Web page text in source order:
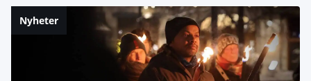
Nyheter